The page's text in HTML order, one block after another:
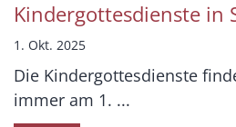
Kindergottesdienste in
1. Okt. 2025
Die Kindergottesdienste
immer am 1. ...